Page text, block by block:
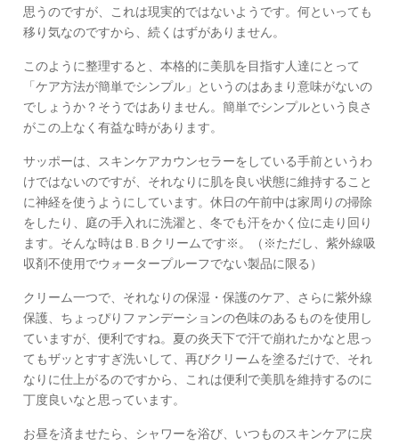
思うのですが、これは現実的ではないようです。何といっても
移り気なのですから、続くはずがありません。
このように整理すると、本格的に美肌を目指す人達にとって
「ケア方法が簡単でシンプル」というのはあまり意味がないの
でしょうか？そうではありません。簡単でシンプルという良さ
がこの上なく有益な時があります。
サッポーは、スキンケアカウンセラーをしている手前というわ
けではないのですが、それなりに肌を良い状態に維持すること
に神経を使うようにしています。休日の午前中は家周りの掃除
をしたり、庭の手入れに洗濯と、冬でも汗をかく位に走り回り
ます。そんな時はＢ.Ｂクリームです※。（※ただし、紫外線吸
収剤不使用でウォータープルーフでない製品に限る）
クリーム一つで、それなりの保湿・保護のケア、さらに紫外線
保護、ちょっぴりファンデーションの色味のあるものを使用し
ていますが、便利ですね。夏の炎天下で汗で崩れたかなと思っ
てもザッとすすぎ洗いして、再びクリームを塗るだけで、それ
なりに仕上がるのですから、これは便利で美肌を維持するのに
丁度良いなと思っています。
お昼を済ませたら、シャワーを浴び、いつものスキンケアに戻